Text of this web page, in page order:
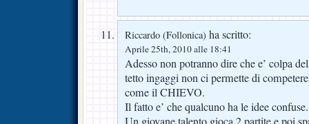
Riccardo (Follonica) ha scritto:
Aprile 25th, 2010 alle 18:41
Adesso non potranno dire che e’ colpa
tetto ingaggi non ci permette di
come il CHIEVO.
Il fatto e’ che qualcuno ha le idee confuse.